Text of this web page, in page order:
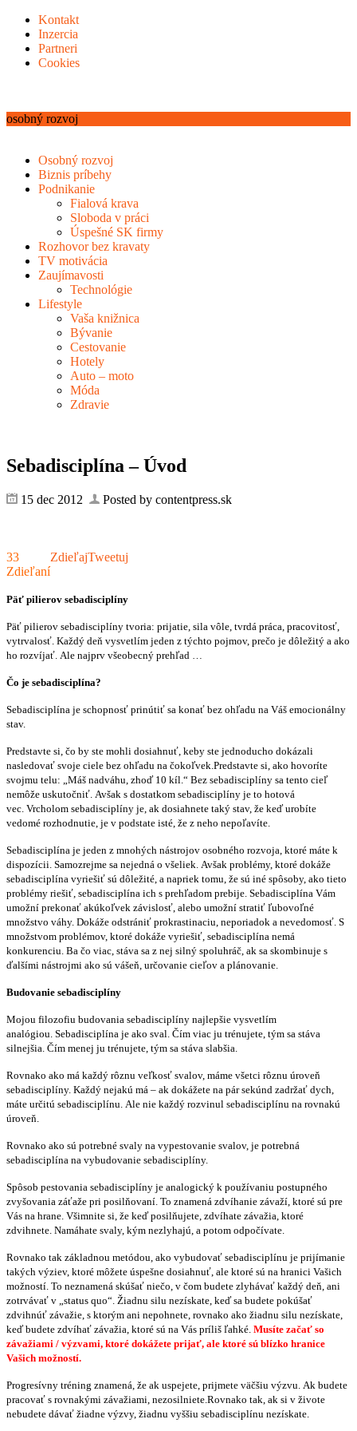
Kontakt
Inzercia
Partneri
Cookies
osobný rozvoj
Osobný rozvoj
Biznis príbehy
Podnikanie
Fialová krava
Sloboda v práci
Úspešné SK firmy
Rozhovor bez kravaty
TV motivácia
Zaujímavosti
Technológie
Lifestyle
Vaša knižnica
Bývanie
Cestovanie
Hotely
Auto – moto
Móda
Zdravie
Sebadisciplína – Úvod
15 dec 2012 Posted by contentpress.sk
33
Zdieľaní
ZdieľajTweetuj
Päť pilierov sebadisciplíny
Päť pilierov sebadisciplíny tvoria: prijatie, sila vôle, tvrdá práca, pracovitosť,
vytrvalosť. Každý deň vysvetlím jeden z týchto pojmov, prečo je dôležitý a ako
ho rozvíjať. Ale najprv všeobecný prehľad …
Čo je sebadisciplína?
Sebadisciplína je schopnosť prinútiť sa konať bez ohľadu na Váš emocionálny
stav.
Predstavte si, čo by ste mohli dosiahnuť, keby ste jednoducho dokázali
nasledovať svoje ciele bez ohľadu na čokoľvek.Predstavte si, ako hovoríte
svojmu telu: „Máš nadváhu, zhoď 10 kíl.“ Bez sebadisciplíny sa tento cieľ
nemôže uskutočniť. Avšak s dostatkom sebadisciplíny je to hotová
vec. Vrcholom sebadisciplíny je, ak dosiahnete taký stav, že keď urobíte
vedomé rozhodnutie, je v podstate isté, že z neho nepoľavíte.
Sebadisciplína je jeden z mnohých nástrojov osobného rozvoja, ktoré máte k
dispozícii. Samozrejme sa nejedná o všeliek. Avšak problémy, ktoré dokáže
sebadisciplína vyriešiť sú dôležité, a napriek tomu, že sú iné spôsoby, ako tieto
problémy riešiť, sebadisciplína ich s prehľadom prebije. Sebadisciplína Vám
umožní prekonať akúkoľvek závislosť, alebo umožní stratiť ľubovoľné
množstvo váhy. Dokáže odstrániť prokrastinaciu, neporiadok a nevedomosť. S
množstvom problémov, ktoré dokáže vyriešiť, sebadisciplína nemá
konkurenciu. Ba čo viac, stáva sa z nej silný spoluhráč, ak sa skombinuje s
ďalšími nástrojmi ako sú vášeň, určovanie cieľov a plánovanie.
Budovanie sebadisciplíny
Mojou filozofiu budovania sebadisciplíny najlepšie vysvetlím
analógiou. Sebadisciplína je ako sval. Čím viac ju trénujete, tým sa stáva
silnejšia. Čím menej ju trénujete, tým sa stáva slabšia.
Rovnako ako má každý rôznu veľkosť svalov, máme všetci rôznu úroveň
sebadisciplíny. Každý nejakú má – ak dokážete na pár sekúnd zadržať dych,
máte určitú sebadisciplínu. Ale nie každý rozvinul sebadisciplínu na rovnakú
úroveň.
Rovnako ako sú potrebné svaly na vypestovanie svalov, je potrebná
sebadisciplína na vybudovanie sebadisciplíny.
Spôsob pestovania sebadisciplíny je analogický k používaniu postupného
zvyšovania záťaže pri posilňovaní. To znamená zdvíhanie závaží, ktoré sú pre
Vás na hrane. Všimnite si, že keď posilňujete, zdvíhate závažia, ktoré
zdvihnete. Namáhate svaly, kým nezlyhajú, a potom odpočívate.
Rovnako tak základnou metódou, ako vybudovať sebadisciplínu je prijímanie
takých výziev, ktoré môžete úspešne dosiahnuť, ale ktoré sú na hranici Vašich
možností. To neznamená skúšať niečo, v čom budete zlyhávať každý deň, ani
zotrvávať v „status quo“. Žiadnu silu nezískate, keď sa budete pokúšať
zdvihnúť závažie, s ktorým ani nepohnete, rovnako ako žiadnu silu nezískate,
keď budete zdvíhať závažia, ktoré sú na Vás príliš ľahké. Musíte začať so
závažiami / výzvami, ktoré dokážete prijať, ale ktoré sú blízko hranice
Vašich možností.
Progresívny tréning znamená, že ak uspejete, prijmete väčšiu výzvu. Ak budete
pracovať s rovnakými závažiami, nezosilniete.Rovnako tak, ak si v živote
nebudete dávať žiadne výzvy, žiadnu vyššiu sebadisciplínu nezískate.